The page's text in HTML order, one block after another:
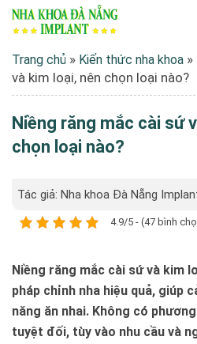
Trang chủ » Kiến thức nha khoa »
và kim loại, nên chọn loại nào?
Niềng răng mắc cài sứ
chọn loại nào?
Tác giả: Nha khoa Đà Nẵng
4.9/5 - (47 bình
Niềng răng mắc cài sứ và kim
pháp chỉnh nha hiệu quả, giúp
năng ăn nhai. Không có
tuyệt đối, tùy vào nhu cầu và